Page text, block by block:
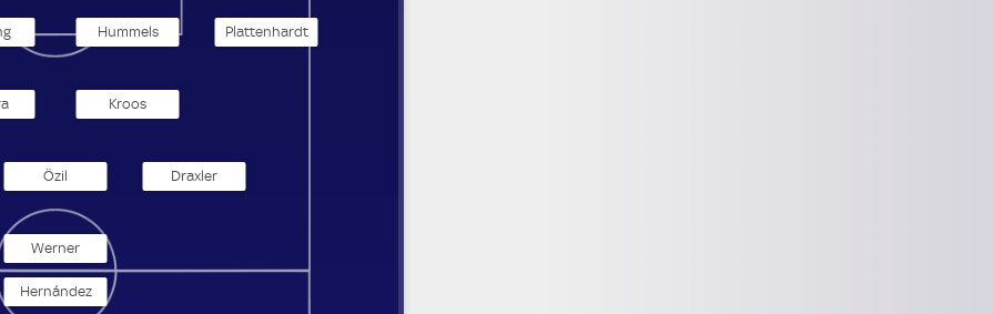
Hummels Plattenhardt
Kroos
Özil Draxler
Werner
Hernández